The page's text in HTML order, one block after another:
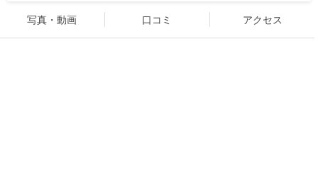
写真・動画 口コミ アクセス